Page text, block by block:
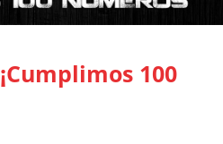
¡Cumplimos 100